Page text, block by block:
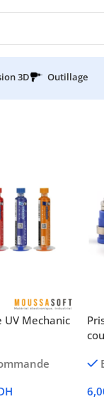
3D Outillage
UV Mechanic